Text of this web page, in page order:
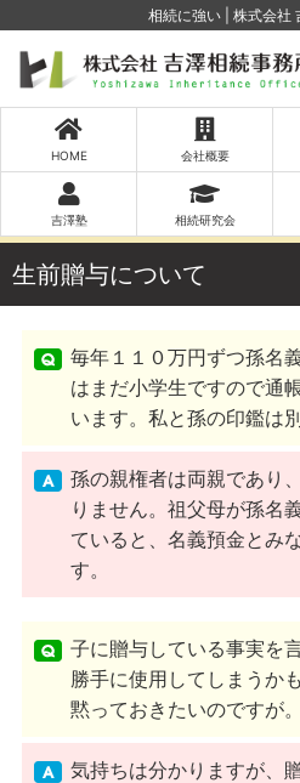
相続に強い | 株式会社
HOME 会社概要
吉澤塾 相続研究会
生前贈与について
毎年１１０万円ずつ孫名
はまだ小学生ですので通
います。私と孫の印鑑は
孫の親権者は両親であり
りません。祖父母が孫名
ていると、名義預金とみ
す。
子に贈与している事実を
勝手に使用してしまうか
黙っておきたいのですが。
気持ちは分かりますが、